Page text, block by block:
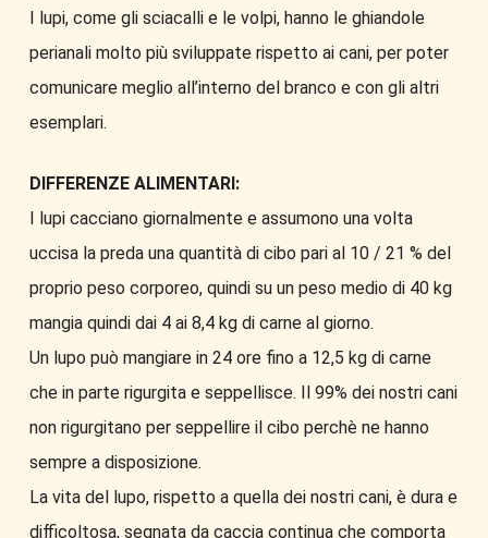
I lupi, come gli sciacalli e le volpi, hanno le ghiandole
perianali molto più sviluppate rispetto ai cani, per poter
comunicare meglio all’interno del branco e con gli altri
esemplari.
DIFFERENZE ALIMENTARI:
I lupi cacciano giornalmente e assumono una volta
uccisa la preda una quantità di cibo pari al 10 / 21 % del
proprio peso corporeo, quindi su un peso medio di 40 kg
mangia quindi dai 4 ai 8,4 kg di carne al giorno.
Un lupo può mangiare in 24 ore fino a 12,5 kg di carne
che in parte rigurgita e seppellisce. Il 99% dei nostri cani
non rigurgitano per seppellire il cibo perchè ne hanno
sempre a disposizione.
La vita del lupo, rispetto a quella dei nostri cani, è dura e
difficoltosa, segnata da caccia continua che comporta